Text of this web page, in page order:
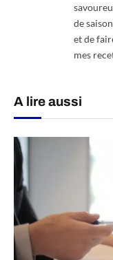
de
et de
mes
A lire aussi